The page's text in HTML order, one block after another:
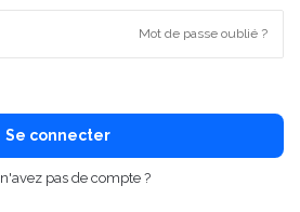
Mot de passe oublié ?
Se connecter
pas de compte ?